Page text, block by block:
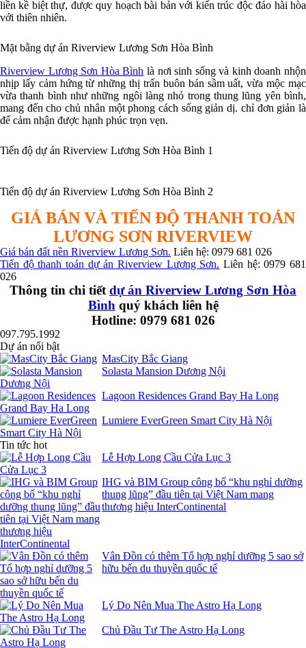
liền kề biệt thự, được quy hoạch bài bản với kiến trúc độc đáo hài hòa
với thiên nhiên.
Mặt bằng dự án Riverview Lương Sơn Hòa Bình
Riverview Lương Sơn Hòa Bình là nơi sinh sống và kinh doanh nhộn
nhịp lấy cảm hứng từ những thị trấn buôn bán sầm uất, vừa mộc mạc
vừa thanh bình như những ngôi làng nhỏ trong thung lũng yên bình,
mang đến cho chủ nhân một phong cách sống giản dị. chỉ đơn giản là
để cảm nhận được hạnh phúc trọn vẹn.
Tiến độ dự án Riverview Lương Sơn Hòa Bình 1
Tiến độ dự án Riverview Lương Sơn Hòa Bình 2
GIÁ BÁN VÀ TIẾN ĐỘ THANH TOÁN
LƯƠNG SƠN RIVERVIEW
Giá bán đất nền Riverview Lương Sơn. Liên hệ: 0979 681 026
Tiến độ thanh toán dự án Riverview Lương Sơn. Liên hệ: 0979 681
026
Thông tin chi tiết dự án Riverview Lương Sơn Hòa
Bình quý khách liên hệ
Hotline: 0979 681 026
097.795.1992
Dự án nổi bật
MasCity Bắc Giang
Solasta Mansion Dương Nội
Lagoon Residences Grand Bay Ha Long
Lumiere EverGreen Smart City Hà Nội
Tin tức hot
Lễ Hợp Long Cầu Cửa Lục 3
IHG và BIM Group công bố “khu nghỉ dưỡng
thung lũng” đầu tiên tại Việt Nam mang
thương hiệu InterContinental
Vân Đồn có thêm Tổ hợp nghỉ dưỡng 5 sao sở
hữu bến du thuyền quốc tế
Lý Do Nên Mua The Astro Hạ Long
Chủ Đầu Tư The Astro Hạ Long